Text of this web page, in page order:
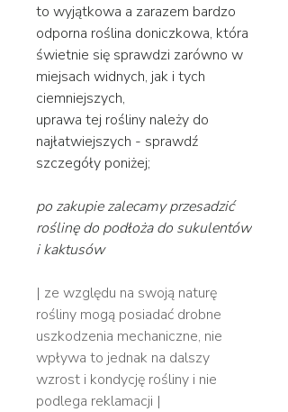
to wyjątkowa a zarazem bardzo
odporna roślina doniczkowa, która
świetnie się sprawdzi zarówno w
miejsach widnych, jak i tych
ciemniejszych,
uprawa tej rośliny należy do
najłatwiejszych - sprawdź
szczegóły poniżej;
po zakupie zalecamy przesadzić
roślinę do podłoża do sukulentów
i kaktusów
| ze względu na swoją naturę
rośliny mogą posiadać drobne
uszkodzenia mechaniczne, nie
wpływa to jednak na dalszy
wzrost i kondycję rośliny i nie
podlega reklamacji |